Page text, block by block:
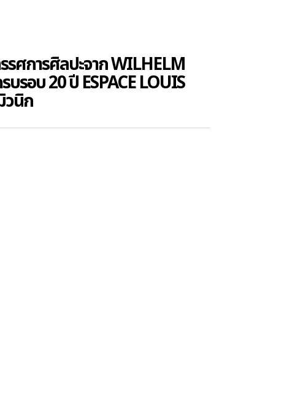
รรศการศิลปะจาก WILHELM
รอบ 20 ปี ESPACE LOUIS
วนิก